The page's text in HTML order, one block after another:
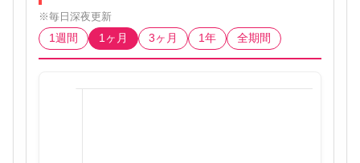
※毎日深夜更新
1週間
1ヶ月 3ヶ月 1年 全期間